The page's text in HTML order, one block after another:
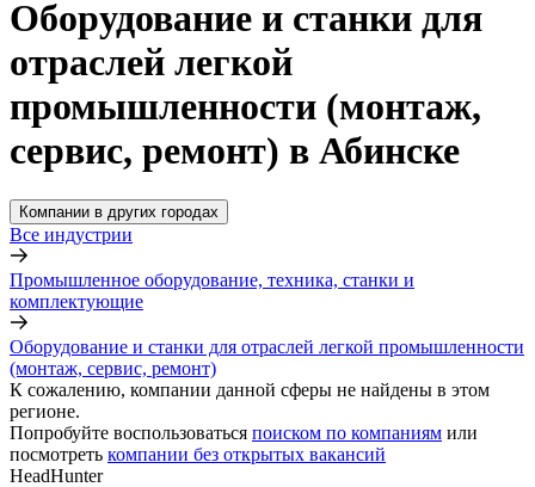
Оборудование и станки для
отраслей легкой
промышленности (монтаж,
сервис, ремонт) в Абинске
Компании в других городах
Все индустрии
Промышленное оборудование, техника, станки и
комплектующие
Оборудование и станки для отраслей легкой промышленности
(монтаж, сервис, ремонт)
К сожалению, компании данной сферы не найдены в этом
регионе.
Попробуйте воспользоваться поиском по компаниям или
посмотреть компании без открытых вакансий
HeadHunter